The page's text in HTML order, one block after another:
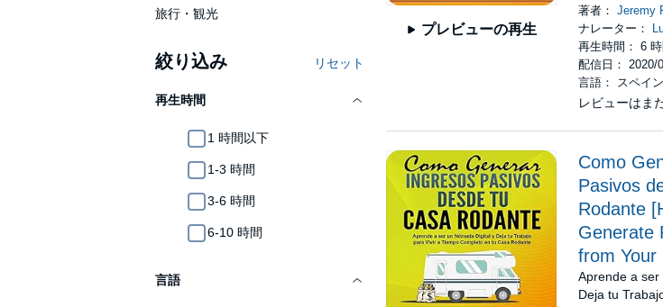
旅行・観光
絞り込み リセット
再生時間
1 時間以下
1-3 時間
3-6 時間
6-10 時間
言語
プレビューの再生
著者：Jeremy
ナレーター：
再生時間： 6
配信日： 2020/
言語： スペイ
レビューはま
Como
Pasivos
Rodante
Generate
from Your
Aprende a
Deja tu